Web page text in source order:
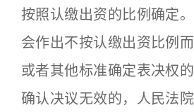
按照认缴出资的比例确定。
会作出不按认缴出资比例
或者其他标准确定表决权
确认决议无效的，人民法